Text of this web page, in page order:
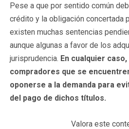
Pese a que por sentido común
crédito y la obligación concertada
existen muchas sentencias
aunque algunas a favor de los
jurisprudencia. En cualquier
compradores que se
oponerse a la demanda para
del pago de dichos títulos.
Valora este